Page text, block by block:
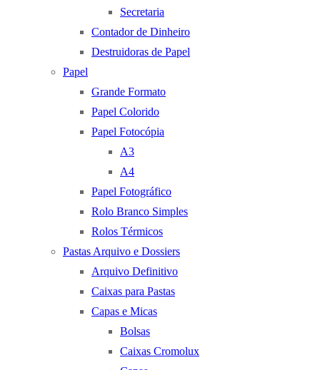
Secretaria
Contador de Dinheiro
Destruidoras de Papel
Papel
Grande Formato
Papel Colorido
Papel Fotocópia
A3
A4
Papel Fotográfico
Rolo Branco Simples
Rolos Térmicos
Pastas Arquivo e Dossiers
Arquivo Definitivo
Caixas para Pastas
Capas e Micas
Bolsas
Caixas Cromolux